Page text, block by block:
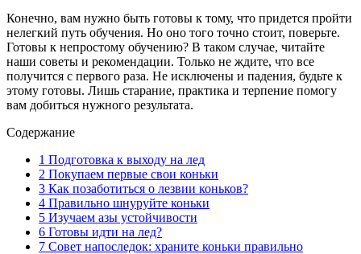
Конечно, вам нужно быть готовы к тому, что придется пройти
нелегкий путь обучения. Но оно того точно стоит, поверьте.
Готовы к непростому обучению? В таком случае, читайте
наши советы и рекомендации. Только не ждите, что все
получится с первого раза. Не исключены и падения, будьте к
этому готовы. Лишь старание, практика и терпение помогу
вам добиться нужного результата.
Содержание
1 Подготовка к выходу на лед
2 Покупаем первые свои коньки
3 Как позаботиться о лезвии коньков?
4 Правильно шнуруйте коньки
5 Изучаем азы устойчивости
6 Готовы идти на лед?
7 Совет напоследок: храните коньки правильно